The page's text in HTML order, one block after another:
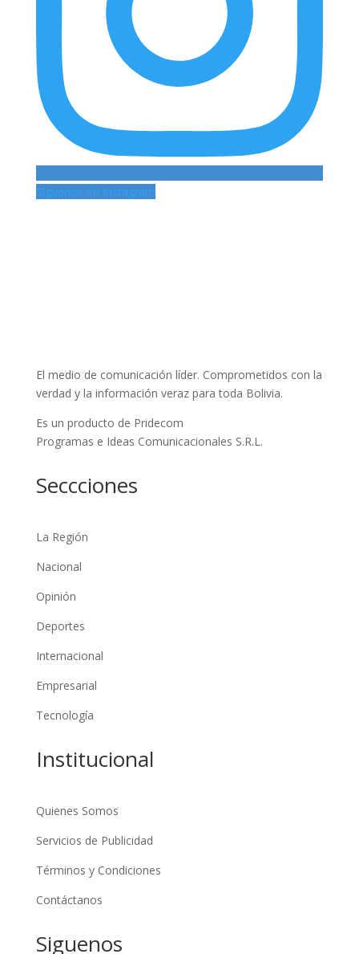
Siguenos en Instagram
El medio de comunicación líder. Comprometidos con la
verdad y la información veraz para toda Bolivia.
Es un producto de Pridecom
Programas e Ideas Comunicacionales S.R.L.
Seccciones
La Región
Nacional
Opinión
Deportes
Internacional
Empresarial
Tecnología
Institucional
Quienes Somos
Servicios de Publicidad
Términos y Condiciones
Contáctanos
Siguenos